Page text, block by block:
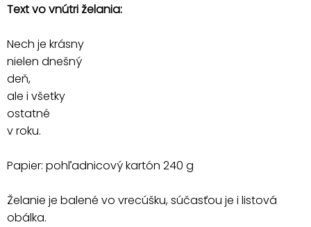
Text vo vnútri želania:
Nech je krásny
nielen dnešný
deň,
ale i všetky
ostatné
v roku.
Papier: pohľadnicový kartón 240 g
Želanie je balené vo vrecúšku, súčasťou je i listová
obálka.